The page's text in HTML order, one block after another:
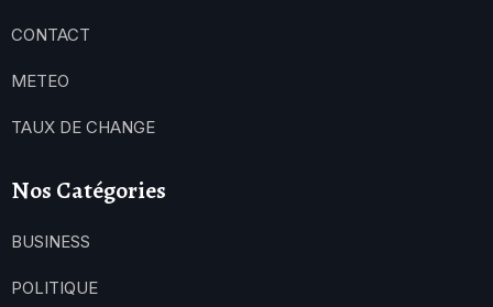
CONTACT
METEO
TAUX DE CHANGE
Nos Catégories
BUSINESS
POLITIQUE